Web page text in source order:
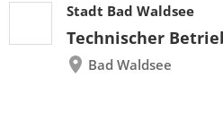
Stadt Bad Waldsee
Technischer
Bad Waldsee